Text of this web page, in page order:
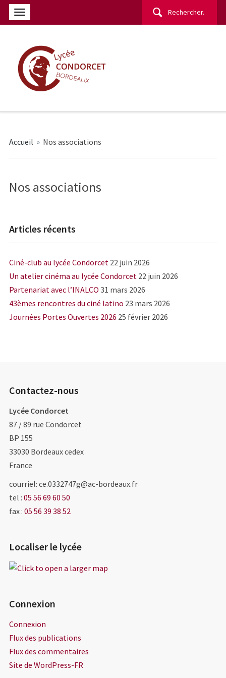
Rechercher :
Accueil » Nos associations
Nos associations
Articles récents
Ciné-club au lycée Condorcet 22 juin 2026
Un atelier cinéma au lycée Condorcet 22 juin 2026
Partenariat avec l’INALCO 31 mars 2026
43èmes rencontres du ciné latino 23 mars 2026
Journées Portes Ouvertes 2026 25 février 2026
Contactez-nous
Lycée Condorcet
87 / 89 rue Condorcet
BP 155
33030 Bordeaux cedex
France
courriel: ce.0332747g@ac-bordeaux.fr
tel : 05 56 69 60 50
fax : 05 56 39 38 52
Localiser le lycée
Connexion
Connexion
Flux des publications
Flux des commentaires
Site de WordPress-FR